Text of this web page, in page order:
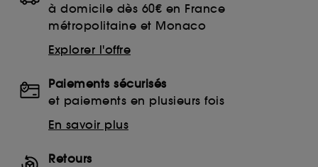
à domicile dès 60€ en France
métropolitaine et Monaco
Explorer l'offre
Paiements sécurisés
et paiements en plusieurs fois
En savoir plus
Retours